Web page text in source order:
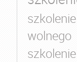
wolnego